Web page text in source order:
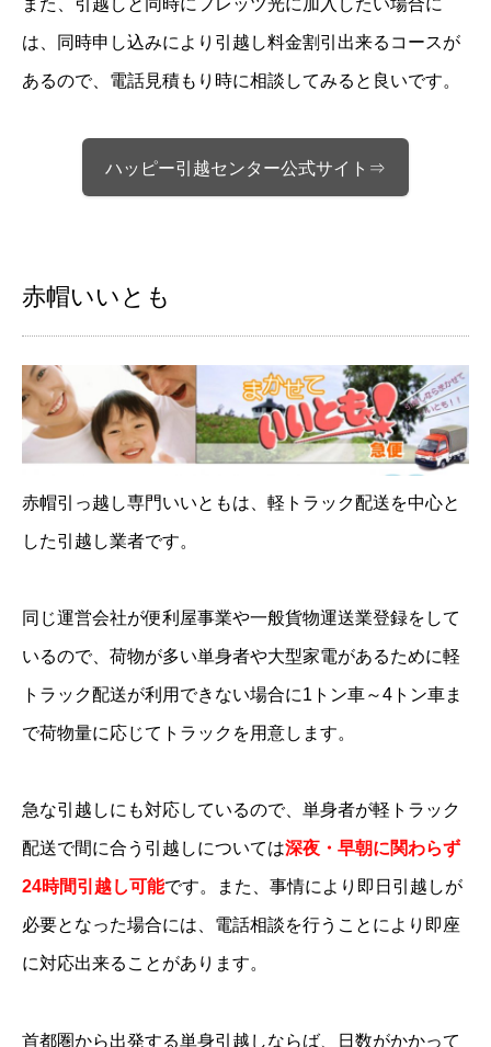
は、同時申し込みにより引越し料金割引出来るコースが
あるので、電話見積もり時に相談してみると良いです。
ハッピー引越センター公式サイト⇒
赤帽いいとも
赤帽引っ越し専門いいともは、軽トラック配送を中心と
した引越し業者です。
同じ運営会社が便利屋事業や一般貨物運送業登録をして
いるので、荷物が多い単身者や大型家電があるために軽
トラック配送が利用できない場合に1トン車～4トン車ま
で荷物量に応じてトラックを用意します。
急な引越しにも対応しているので、単身者が軽トラック
配送で間に合う引越しについては深夜・早朝に関わらず
24時間引越し可能です。また、事情により即日引越しが
必要となった場合には、電話相談を行うことにより即座
に対応出来ることがあります。
首都圏から出発する単身引越しならば、日数がかかって